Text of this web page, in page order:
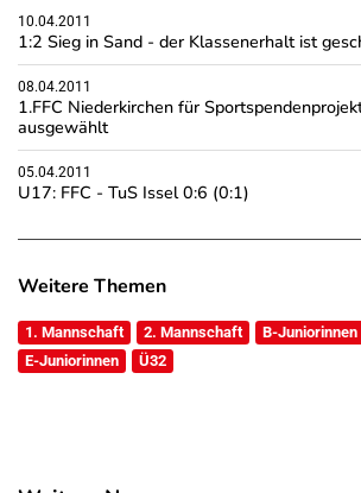
10.04.2011
1:2 Sieg in Sand - der Klassenerhalt ist
08.04.2011
1.FFC Niederkirchen für
ausgewählt
05.04.2011
U17: FFC - TuS Issel 0:6 (0:1)
Weitere Themen
1. Mannschaft 2. Mannschaft B-Juniorinnen
E-Juniorinnen
Ü32